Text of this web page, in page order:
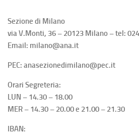
Sezione di Milano
via V.Monti, 36 – 20123 Milano – tel:
Email: milano@ana.it
PEC: anasezionedimilano@pec.it
Orari Segreteria:
LUN – 14.30 – 18.00
MER – 14.30 – 20.00 e 21.00 – 21.30
IBAN: